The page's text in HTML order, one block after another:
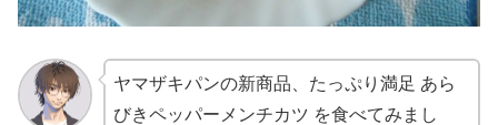
ヤマザキパンの新商品、たっぷり満足 あら
びきペッパーメンチカツ を食べてみまし